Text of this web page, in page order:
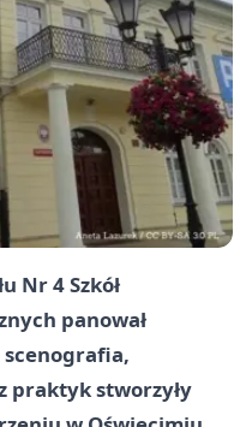
Nr 4 Szkół
panował
praktyk stworzyły